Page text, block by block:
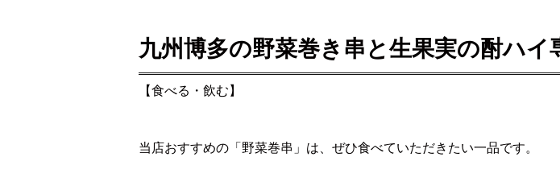
九州博多の野菜巻き串と生果実の酎ハイ
【食べる・飲む】
当店おすすめの「野菜巻串」は、ぜひ食べていただきたい一品です。